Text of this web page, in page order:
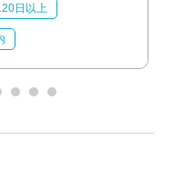
日以上